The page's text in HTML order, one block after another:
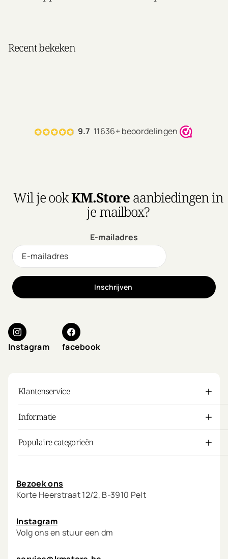
Recent bekeken
9.7 11636+ beoordelingen
Wil je ookKM.Storeaanbiedingen in
je mailbox?
E-mailadres
Inschrijven
Instagram facebook
Klantenservice
Informatie
Populaire categorieën
Bezoek ons
Korte Heerstraat 12/2, B-3910 Pelt
Instagram
Volg ons en stuur een dm